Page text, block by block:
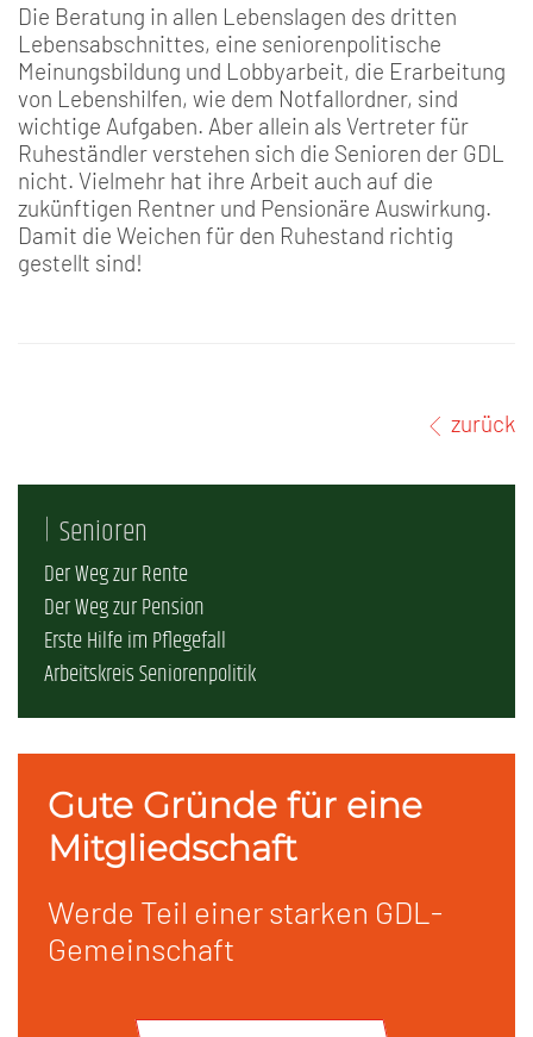
Die Beratung in allen Lebenslagen des dritten
Lebensabschnittes, eine seniorenpolitische
Meinungsbildung und Lobbyarbeit, die Erarbeitung
von Lebenshilfen, wie dem Notfallordner, sind
wichtige Aufgaben. Aber allein als Vertreter für
Ruheständler verstehen sich die Senioren der GDL
nicht. Vielmehr hat ihre Arbeit auch auf die
zukünftigen Rentner und Pensionäre Auswirkung.
Damit die Weichen für den Ruhestand richtig
gestellt sind!
zurück
Senioren
Der Weg zur Rente
Der Weg zur Pension
Erste Hilfe im Pflegefall
Arbeitskreis Seniorenpolitik
Gute Gründe für eine
Mitgliedschaft
Werde Teil einer starken GDL-
Gemeinschaft